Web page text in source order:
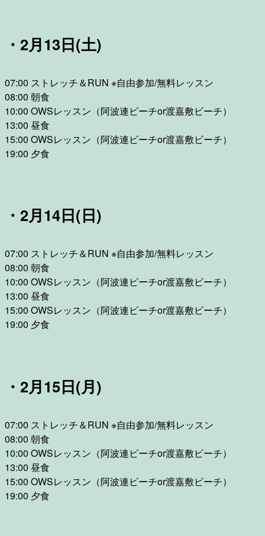
・2月13日(土)
07:00 ストレッチ＆RUN ※自由参加/無料レッスン
08:00 朝食
10:00 OWSレッスン（阿波連ビーチor渡嘉敷ビーチ）
13:00 昼食
15:00 OWSレッスン（阿波連ビーチor渡嘉敷ビーチ）
19:00 夕食
・2月14日(日)
07:00 ストレッチ＆RUN ※自由参加/無料レッスン
08:00 朝食
10:00 OWSレッスン（阿波連ビーチor渡嘉敷ビーチ）
13:00 昼食
15:00 OWSレッスン（阿波連ビーチor渡嘉敷ビーチ）
19:00 夕食
・2月15日(月)
07:00 ストレッチ＆RUN ※自由参加/無料レッスン
08:00 朝食
10:00 OWSレッスン（阿波連ビーチor渡嘉敷ビーチ）
13:00 昼食
15:00 OWSレッスン（阿波連ビーチor渡嘉敷ビーチ）
19:00 夕食